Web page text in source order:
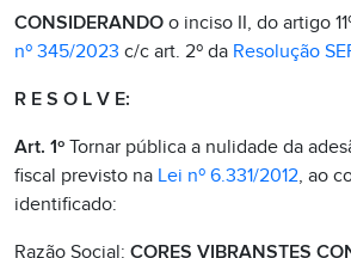
CONSIDERANDO o inciso II, do artigo
nº 345/2023 c/c art. 2º da Resolução
R E S O L V E:
Art. 1º Tornar pública a nulidade da
fiscal previsto na Lei nº 6.331/2012, ao
identificado:
Razão Social: CORES VIBRANSTES